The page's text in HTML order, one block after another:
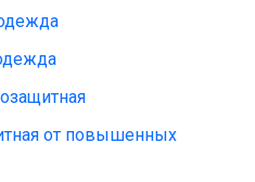
от повышенных